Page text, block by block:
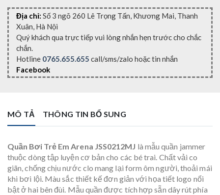
Địa chỉ: Số 3 ngõ 260 Lê Trọng Tấn, Khương Mai, Thanh
Xuân, Hà Nội
Quý khách qua trực tiếp vui lòng nhắn hẹn trước cho chắc
chắn.
Hotline 0765.655.655 call/sms/zalo hoặc tin nhắn
Facebook
MÔ TẢ THÔNG TIN BỔ SUNG
Quần Bơi Trẻ Em Arena JSS0212MJ là mẫu quần jammer
thuộc dòng tập luyện cơ bản cho các bé trai. Chất vải co
giãn, chống chịu nước clo mang lại form ôm người, thoải mái
khi bơi lội. Màu sắc thiết kế đơn giản với họa tiết logo nổi
bật ở hai bên đùi. Mẫu quần được tích hợp sẵn dây rút phía